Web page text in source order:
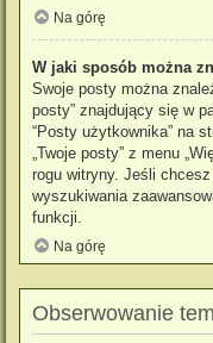
Na górę
W jaki sposób można
Swoje posty można
posty” znajdujący się w
“Posty użytkownika” na
„Twoje posty” z menu
rogu witryny. Jeśli
wyszukiwania
funkcji.
Na górę
Obserwowanie